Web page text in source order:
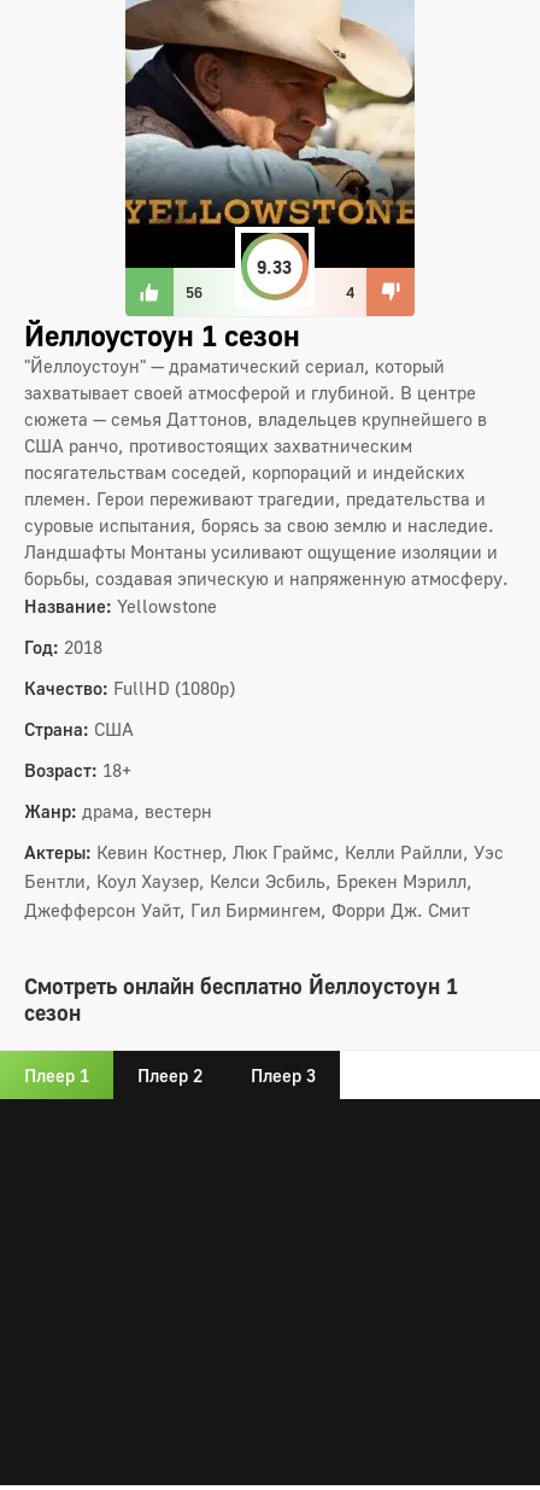
56
9.33
4
Йеллоустоун 1 сезон
"Йеллоустоун" — драматический сериал, который
захватывает своей атмосферой и глубиной. В центре
сюжета — семья Даттонов, владельцев крупнейшего в
США ранчо, противостоящих захватническим
посягательствам соседей, корпораций и индейских
племен. Герои переживают трагедии, предательства и
суровые испытания, борясь за свою землю и наследие.
Ландшафты Монтаны усиливают ощущение изоляции и
борьбы, создавая эпическую и напряженную атмосферу.
Название: Yellowstone
Год: 2018
Качество: FullHD (1080p)
Страна: США
Возраст: 18+
Жанр: драма, вестерн
Актеры: Кевин Костнер, Люк Граймс, Келли Райлли, Уэс
Бентли, Коул Хаузер, Келси Эсбиль, Брекен Мэрилл,
Джефферсон Уайт, Гил Бирмингем, Форри Дж. Смит
Смотреть онлайн бесплатно Йеллоустоун 1
сезон
Плеер 1 Плеер 2 Плеер 3